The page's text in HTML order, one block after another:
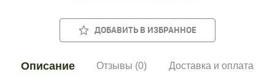
ДОБАВИТЬ В ИЗБРАННОЕ
Описание Отзывы (0) Доставка и оплата